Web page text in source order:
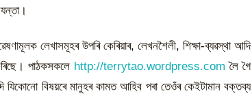
লেখাসমূহৰ উপৰি কেৰিয়াৰ, লেখনশৈলী, শিক্ষা-ব্যৱস্থা আদি
পাঠকসকলে http://terrytao.wordpress.com লৈ গৈ
যিকোনো বিষয়ৰে মানুহৰ কামত আহিব পৰা তেওঁৰ কেইটামান বক্তব্য